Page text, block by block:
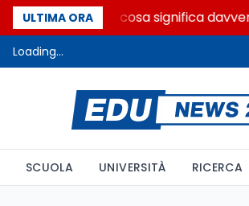
ULTIMA ORA
Fondo perduto: cosa significa
Loading...
SCUOLA UNIVERSITÀ RICERCA